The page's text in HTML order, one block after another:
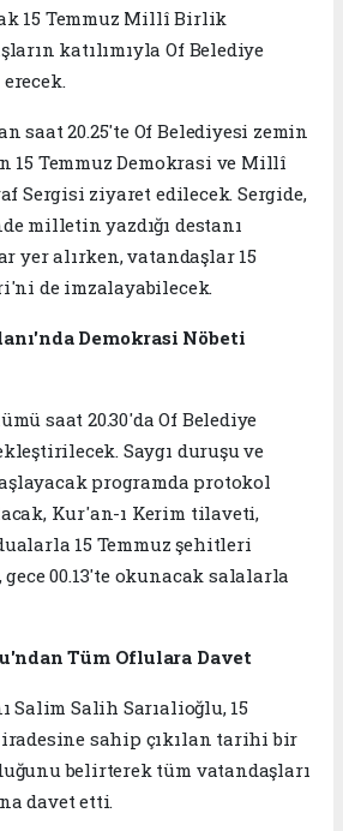
15 Temmuz Millî Birlik
katılımıyla Of Belediye
saat 20.25'te Of Belediyesi zemin
15 Temmuz Demokrasi ve Millî
Sergisi ziyaret edilecek. Sergide,
milletin yazdığı destanı
yer alırken, vatandaşlar 15
de imzalayabilecek.
Demokrasi Nöbeti
saat 20.30'da Of Belediye
Saygı duruşu ve
programda protokol
Kur'an-ı Kerim tilaveti,
15 Temmuz şehitleri
00.13'te okunacak salalarla
Tüm Oflulara Davet
Salim Salih Sarıalioğlu, 15
sahip çıkılan tarihi bir
belirterek tüm vatandaşları
davet etti.